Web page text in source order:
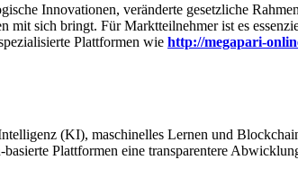
Innovationen, veränderte gesetzliche
mit sich bringt. Für Marktteilnehmer ist es
Plattformen wie http://megapari-
(KI), maschinelles Lernen und
Plattformen eine transparentere